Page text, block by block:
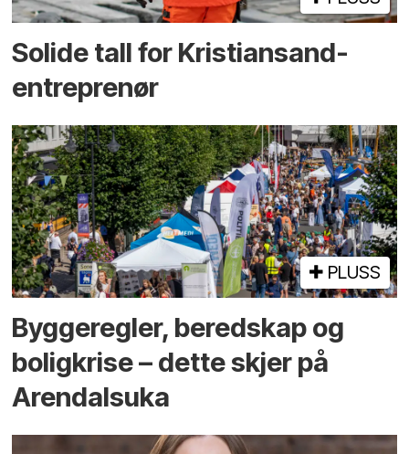
Solide tall for Kristiansand-
entreprenør
PLUSS
Bygge­regler, beredskap og
bolig­krise – dette skjer på
Arendals­uka